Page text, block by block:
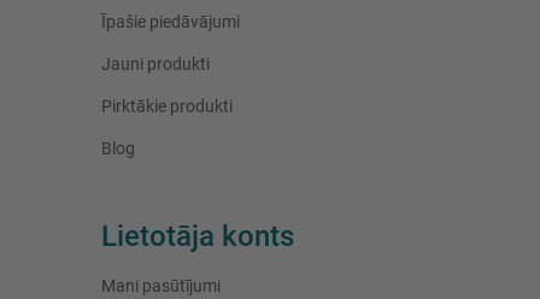
Īpašie piedāvājumi
Jauni produkti
Pirktākie produkti
Blog
Lietotāja konts
Mani pasūtījumi